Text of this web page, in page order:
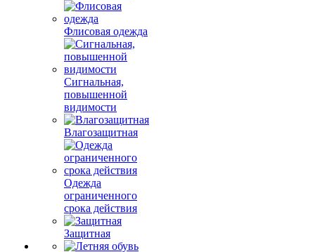
Флисовая одежда
Сигнальная,
повышенной
видимости
Влагозащитная
Одежда
ограниченного
срока действия
Защитная